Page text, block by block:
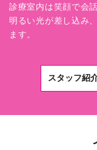
診療室内は笑顔で会
明るい光が差し込み
ます。
スタッフ紹